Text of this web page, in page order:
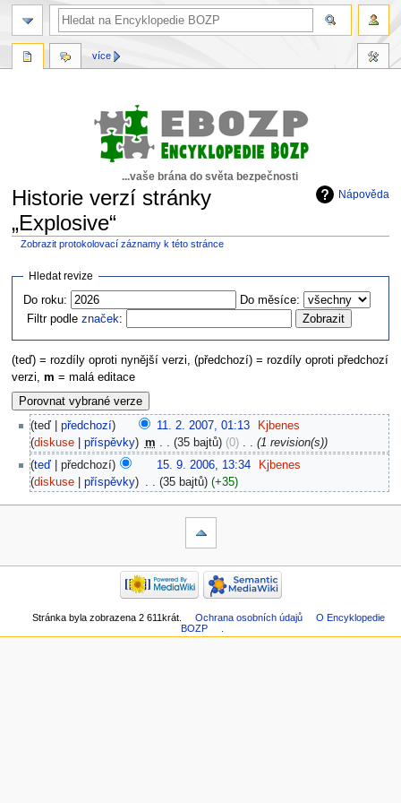
...vaše brána do světa bezpečnosti
Nápověda
Historie verzí stránky
„Explosive“
Zobrazit protokolovací záznamy k této stránce
Skočit
navigaci
Skočit
vyhledávání
Hledat revize
Do roku:
Do měsíce:
Filtr podleznaček:
(teď) = rozdíly oproti nynější verzi, (předchozí) = rozdíly oproti předchozí
verzi, m = malá editace
teď předchozí 11. 2. 2007, 01:13
Kjbenes
diskuse
příspěvky m 35 bajtů 0 ‎
1 revision(s)
teď
předchozí 15. 9. 2006, 13:34
Kjbenes
diskuse
příspěvky 35 bajtů +35
více
Stránka byla zobrazena 2 611krát. Ochrana osobních údajů
O Encyklopedie
BOZP